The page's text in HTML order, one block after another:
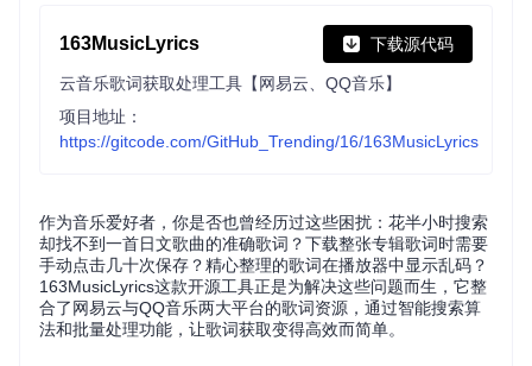
163MusicLyrics 下载源代码
云音乐歌词获取处理工具【网易云、QQ音乐】
项目地址：
https://gitcode.com/GitHub_Trending/16/163MusicLyrics
作为音乐爱好者，你是否也曾经历过这些困扰：花半小时搜索
却找不到一首日文歌曲的准确歌词？下载整张专辑歌词时需要
手动点击几十次保存？精心整理的歌词在播放器中显示乱码？
163MusicLyrics这款开源工具正是为解决这些问题而生，它整
合了网易云与QQ音乐两大平台的歌词资源，通过智能搜索算
法和批量处理功能，让歌词获取变得高效而简单。